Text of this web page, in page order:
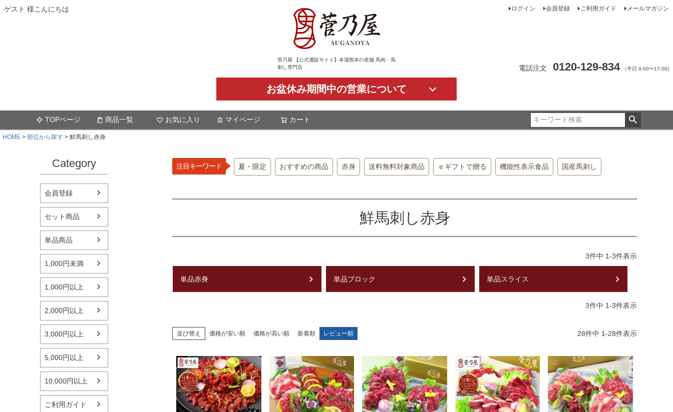
ゲスト 様こんにちは
菅乃屋 【公式通販サイト】本場熊本の老舗 馬肉・馬
刺し専門店
ログイン 会員登録 ご利用ガイド メールマガジン
電話注文 0120-129-834 （平日 9:00〜17:00)
お盆休み期間中の営業について
TOPページ 商品一覧 お気に入り マイページ カート
HOME 部位から探す 鮮馬刺し赤身
Category
会員登録
セット商品
単品商品
1,000円未満
1,000円以上
2,000円以上
3,000円以上
5,000円以上
10,000円以上
ご利用ガイド
注目キーワード 夏・限定 おすすめの商品 赤身 送料無料対象商品 ｅギフトで贈る 機能性表示食品 国産馬刺し
鮮馬刺し赤身
3件中 1-3件表示
単品赤身 単品ブロック 単品スライス
3件中 1-3件表示
並び替え 価格が安い順 価格が高い順 新着順 レビュー順 28件中 1-28件表示